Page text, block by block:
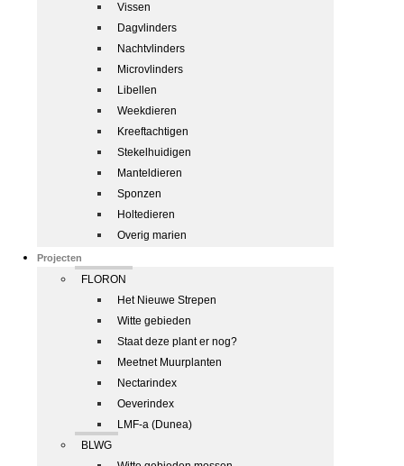
Vissen
Dagvlinders
Nachtvlinders
Microvlinders
Libellen
Weekdieren
Kreeftachtigen
Stekelhuidigen
Manteldieren
Sponzen
Holtedieren
Overig marien
Projecten
FLORON
Het Nieuwe Strepen
Witte gebieden
Staat deze plant er nog?
Meetnet Muurplanten
Nectarindex
Oeverindex
LMF-a (Dunea)
BLWG